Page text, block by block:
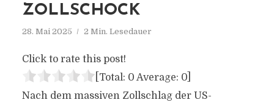
OLLSCHOCK
28. Mai 2025 2 Min. Lesedauer
Click to rate this post!
[Total: 0 Average: 0]
Nach dem massiven Zollschlag der US-